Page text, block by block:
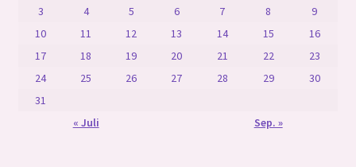
3
4 5 6 7 8
9
10
11 12 13 14 15
16
17
18 19 20 21 22
23
24
25 26 27 28 29
30
31
« Juli
Sep. »